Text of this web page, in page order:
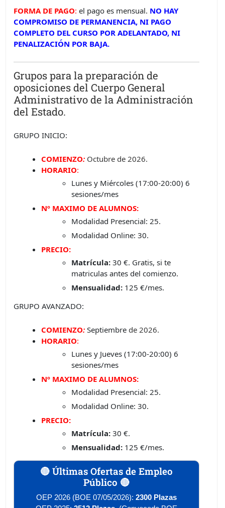
FORMA DE PAGO: el pago es mensual. NO HAY
COMPROMISO DE PERMANENCIA, NI PAGO
COMPLETO DEL CURSO POR ADELANTADO, NI
PENALIZACIÓN POR BAJA.
Grupos para la preparación de
oposiciones del Cuerpo General
Administrativo de la Administración
del Estado.
GRUPO INICIO:
COMIENZO: Octubre de 2026.
HORARIO:
Lunes y Miércoles (17:00-20:00) 6
sesiones/mes
Nº MAXIMO DE ALUMNOS:
Modalidad Presencial: 25.
Modalidad Online: 30.
PRECIO:
Matrícula: 30 €. Gratis, si te
matriculas antes del comienzo.
Mensualidad: 125 €/mes.
GRUPO AVANZADO:
COMIENZO:Septiembre de 2026.
HORARIO:
Lunes y Jueves (17:00-20:00) 6
sesiones/mes
Nº MAXIMO DE ALUMNOS:
Modalidad Presencial: 25.
Modalidad Online: 30.
PRECIO:
Matrícula: 30 €.
Mensualidad: 125 €/mes.
🔴 Últimas Ofertas de Empleo
Público 🔴
OEP 2026 (BOE 07/05/2026): 2300 Plazas